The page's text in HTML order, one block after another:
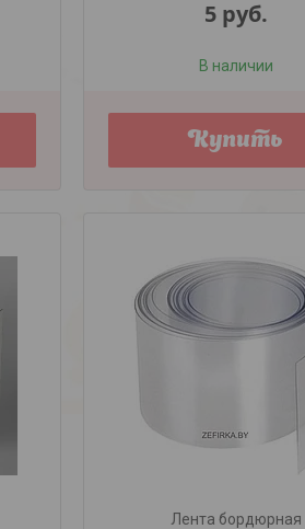
5 руб.
В наличии
Купить
Лента бордюрная